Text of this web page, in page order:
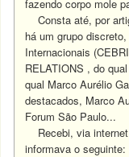
fazendo corpo mole
Consta até, por
há um grupo
Internacionais
RELATIONS , do
qual Marco Aurélio
destacados, Marco
Forum São Paulo...
Recebi, via
informava o seguinte: